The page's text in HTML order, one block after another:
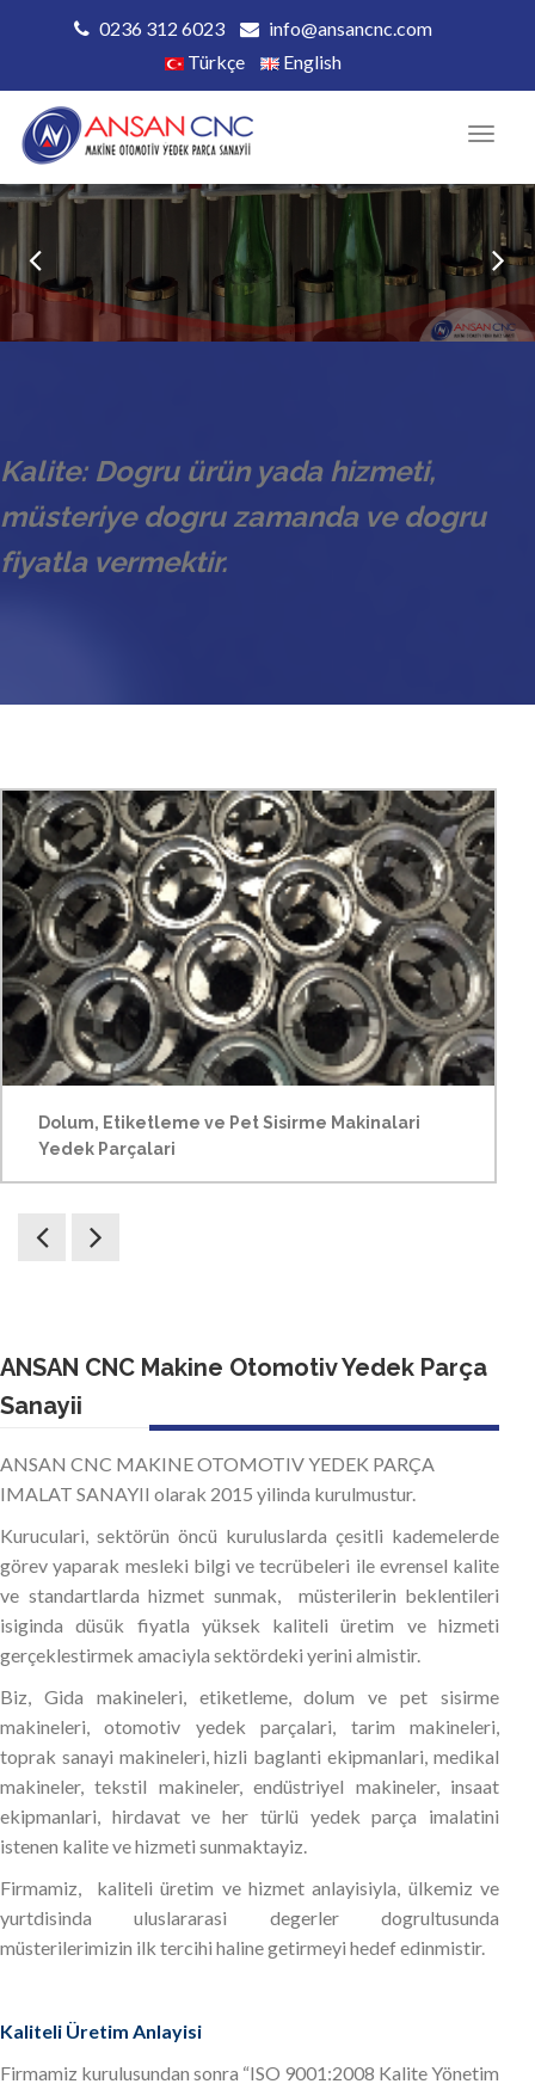
0236 312 6023
info@ansancnc.com
Türkçe
English
Menu
Kalite: Dogru ürün yada hizmeti,
müsteriye dogru zamanda ve dogru
fiyatla vermektir.
Dolum, Etiketleme ve Pet Sisirme Makinalari
Yedek Parçalari
ANSAN CNC Makine Otomotiv Yedek Parça
Sanayii
ANSAN CNC MAKINE OTOMOTIV YEDEK PARÇA
IMALAT SANAYII olarak 2015 yilinda kurulmustur.
Kuruculari, sektörün öncü kuruluslarda çesitli kademelerde
görev yaparak mesleki bilgi ve tecrübeleri ile evrensel kalite
ve standartlarda hizmet sunmak, müsterilerin beklentileri
isiginda düsük fiyatla yüksek kaliteli üretim ve hizmeti
gerçeklestirmek amaciyla sektördeki yerini almistir.
Biz, Gida makineleri, etiketleme, dolum ve pet sisirme
makineleri, otomotiv yedek parçalari, tarim makineleri,
toprak sanayi makineleri, hizli baglanti ekipmanlari, medikal
makineler, tekstil makineler, endüstriyel makineler, insaat
ekipmanlari, hirdavat ve her türlü yedek parça imalatini
istenen kalite ve hizmeti sunmaktayiz.
Firmamiz, kaliteli üretim ve hizmet anlayisiyla, ülkemiz ve
yurtdisinda uluslararasi degerler dogrultusunda
müsterilerimizin ilk tercihi haline getirmeyi hedef edinmistir.
Kaliteli Üretim Anlayisi
Firmamiz kurulusundan sonra “ISO 9001:2008 Kalite Yönetim